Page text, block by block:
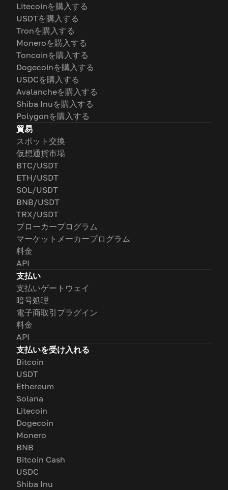
Litecoinを購入する
USDTを購入する
Tronを購入する
Moneroを購入する
Toncoinを購入する
Dogecoinを購入する
USDCを購入する
Avalancheを購入する
Shiba Inuを購入する
Polygonを購入する
貿易
スポット交換
仮想通貨市場
BTC/USDT
ETH/USDT
SOL/USDT
BNB/USDT
TRX/USDT
ブローカープログラム
マーケットメーカープログラム
料金
API
支払い
支払いゲートウェイ
暗号処理
電子商取引プラグイン
料金
API
支払いを受け入れる
Bitcoin
USDT
Ethereum
Solana
Litecoin
Dogecoin
Monero
BNB
Bitcoin Cash
USDC
Shiba Inu